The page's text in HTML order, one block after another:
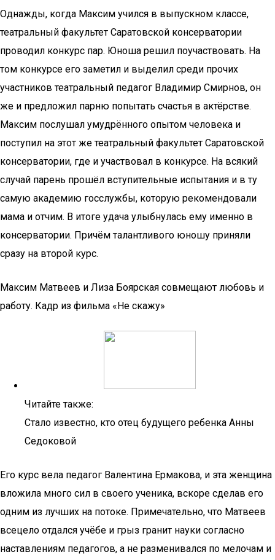
Однажды, когда Максим учился в выпускном классе,
театральный факультет Саратовской консерватории
проводил конкурс пар. Юноша решил поучаствовать. На
том конкурсе его заметил и выделил среди прочих
участников театральный педагог Владимир Смирнов, он
же и предложил парню попытать счастья в актёрстве.
Максим послушал умудрённого опытом человека и
поступил на этот же театральный факультет Саратовской
консерватории, где и участвовал в конкурсе. На всякий
случай парень прошёл вступительные испытания и в ту
самую академию госслужбы, которую рекомендовали
мама и отчим. В итоге удача улыбнулась ему именно в
консерватории. Причём талантливого юношу приняли
сразу на второй курс.
Максим Матвеев и Лиза Боярская совмещают любовь и
работу. Кадр из фильма «Не скажу»
Читайте также:
Стало известно, кто отец будущего ребенка Анны
Седоковой
Его курс вела педагог Валентина Ермакова, и эта женщина
вложила много сил в своего ученика, вскоре сделав его
одним из лучших на потоке. Примечательно, что Матвеев
всецело отдался учёбе и грыз гранит науки согласно
наставлениям педагогов, а не разменивался по мелочам и